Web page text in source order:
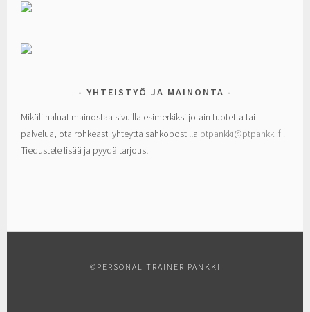
YHTEISTYÖ JA MAINONTA
Mikäli haluat mainostaa sivuilla esimerkiksi jotain tuotetta tai
palvelua, ota rohkeasti yhteyttä sähköpostilla ptpankki@ptpankki.fi.
Tiedustele lisää ja pyydä tarjous!